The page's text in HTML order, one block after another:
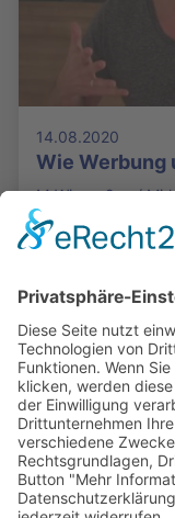
14.08.2020
Wie Werbung
MrWissen2go /
Podcasts,
Entdecken Sie
und Demokratie
verfügbar.